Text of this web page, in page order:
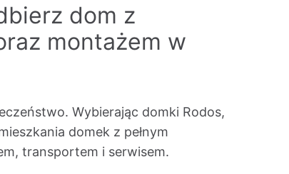
dom z
montażem w
Wybierając domki Rodos,
domek z pełnym
transportem i serwisem.